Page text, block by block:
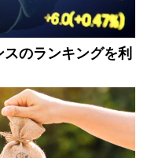
スのランキングを利